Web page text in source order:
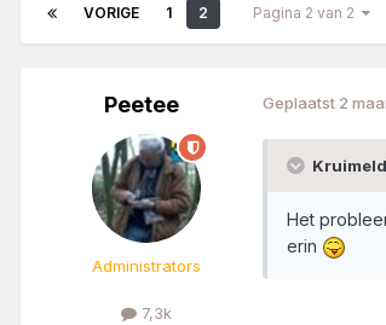
VORIGE 1 2 Pagina 2 van 2
Peetee
Administrators
7,3k
Geplaatst 2
Het
erin